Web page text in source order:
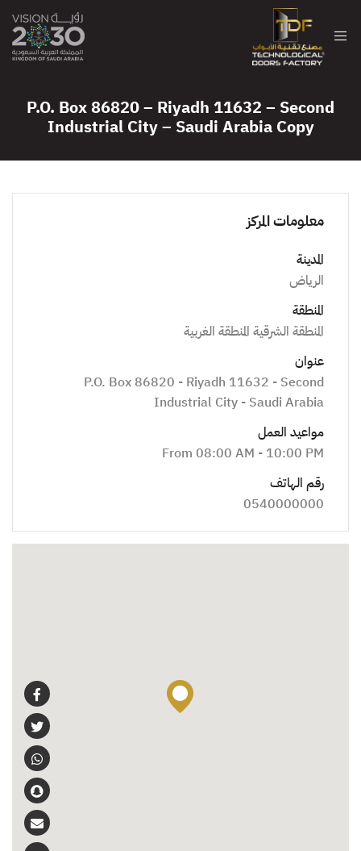
P.O. Box 86820 – Riyadh 11632 – Second
Industrial City – Saudi Arabia Copy
معلومات المركز
المدينة
الرياض
المنطقة
المنطقة الشرقية المنطقة الغربية
عنوان
P.O. Box 86820 - Riyadh 11632 - Second
Industrial City - Saudi Arabia
مواعيد العمل
From 08:00 AM - 10:00 PM
رقم الهاتف
0540000000